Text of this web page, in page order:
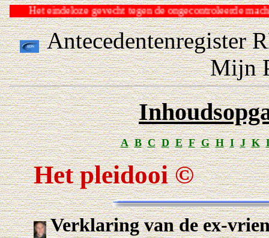
Het eindeloze gevecht tegen de
Antecedentenregister
Mijn
A B C D E F G H I J K
Het pleidooi ©
Verklaring van de ex-